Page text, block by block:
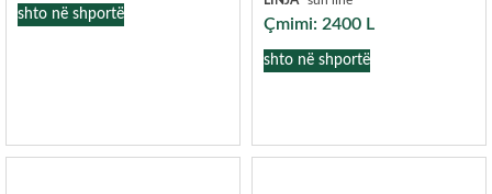
shto në shportë
Çmimi: 2400 L
shto në shportë